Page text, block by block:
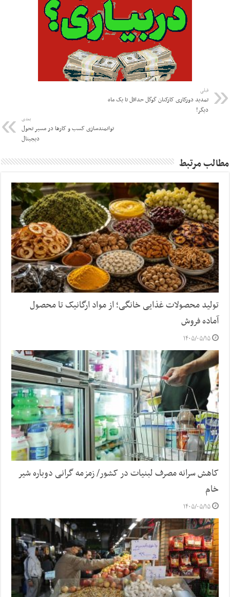
قبلی
تمدید دورکاری کارکنان گوگل حداقل تا یک ماه
دیگر!
بعدی
توانمندسازی کسب و کارها در مسیر تحول
دیجیتال
مطالب مرتبط
تولید محصولات غذایی خانگی؛ از مواد ارگانیک تا محصول
آماده فروش
۱۴۰۵/۰۵/۱۵
کاهش سرانه مصرف لبنیات در کشور/ زمزمه گرانی دوباره شیر
خام
۱۴۰۵/۰۵/۱۵